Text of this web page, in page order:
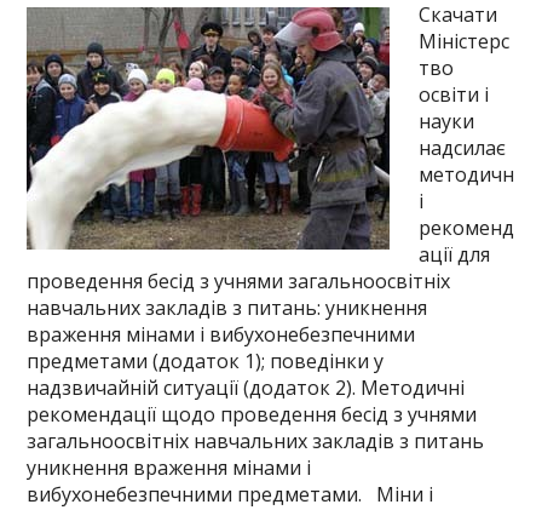
Скачати
Міністерс
тво
освіти і
науки
надсилає
методичн
і
рекоменд
ації для
проведення бесід з учнями загальноосвітніх
навчальних закладів з питань: уникнення
враження мінами і вибухонебезпечними
предметами (додаток 1); поведінки у
надзвичайній ситуації (додаток 2). Методичні
рекомендації щодо проведення бесід з учнями
загальноосвітніх навчальних закладів з питань
уникнення враження мінами і
вибухонебезпечними предметами. Міни і